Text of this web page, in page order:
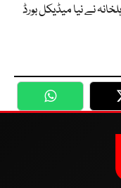
نے نیا میڈیکل بورڈ
WhatsApp